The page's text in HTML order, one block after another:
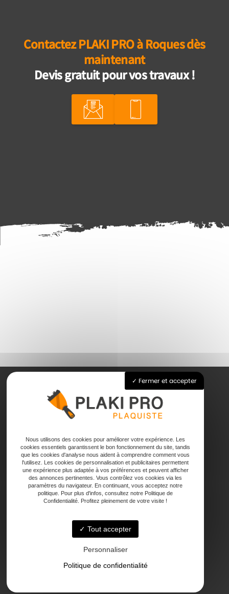
Contactez PLAKI PRO à Roques dès
maintenant
Devis gratuit pour vos travaux !
Accueil
Joints
Faux plafond
Contact
47000 Agen
Fermer et accepter
Nous utilisons des cookies pour améliorer votre expérience. Les
cookies essentiels garantissent le bon fonctionnement du site, tandis
que les cookies d'analyse nous aident à comprendre comment vous
l'utilisez. Les cookies de personnalisation et publicitaires permettent
une expérience plus adaptée à vos préférences et peuvent afficher
des annonces pertinentes. Vous contrôlez vos cookies via les
paramètres du navigateur. En continuant, vous acceptez notre
politique. Pour plus d'infos, consultez notre Politique de
Confidentialité. Profitez pleinement de votre visite !
Tout accepter
Personnaliser
Politique de confidentialité